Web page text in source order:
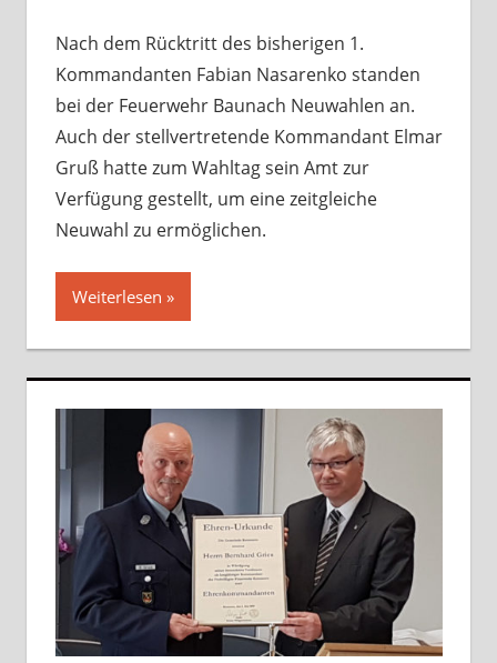
Nach dem Rücktritt des bisherigen 1.
Kommandanten Fabian Nasarenko standen
bei der Feuerwehr Baunach Neuwahlen an.
Auch der stellvertretende Kommandant Elmar
Gruß hatte zum Wahltag sein Amt zur
Verfügung gestellt, um eine zeitgleiche
Neuwahl zu ermöglichen.
Weiterlesen